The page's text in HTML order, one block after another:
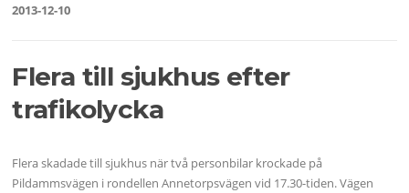
2013-12-10
Flera till sjukhus efter
trafikolycka
Flera skadade till sjukhus när två personbilar krockade på
Pildammsvägen i rondellen Annetorpsvägen vid 17.30-tiden. Vägen